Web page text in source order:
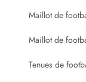
Maillot de
Maillot de
Tenues de